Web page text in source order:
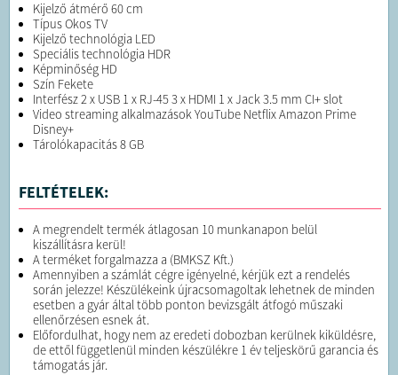
Kijelző átmérő 60 cm
Típus Okos TV
Kijelző technológia LED
Speciális technológia HDR
Képminőség HD
Szín Fekete
Interfész 2 x USB 1 x RJ-45 3 x HDMI 1 x Jack 3.5 mm CI+ slot
Video streaming alkalmazások YouTube Netflix Amazon Prime
Disney+
Tárolókapacitás 8 GB
FELTÉTELEK:
A megrendelt termék átlagosan 10 munkanapon belül
kiszállításra kerül!
A terméket forgalmazza a (BMKSZ Kft.)
Amennyiben a számlát cégre igényelné, kérjük ezt a rendelés
során jelezze! Készülékeink újracsomagoltak lehetnek de minden
esetben a gyár által több ponton bevizsgált átfogó műszaki
ellenőrzésen esnek át.
Előfordulhat, hogy nem az eredeti dobozban kerülnek kiküldésre,
de ettől függetlenül minden készülékre 1 év teljeskörű garancia és
támogatás jár.